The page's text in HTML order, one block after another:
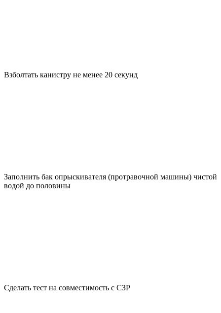
Взболтать канистру не менее 20 секунд
Заполнить бак опрыскивателя (протравочной машины) чистой
водой до половины
Сделать тест на совместимость с СЗР